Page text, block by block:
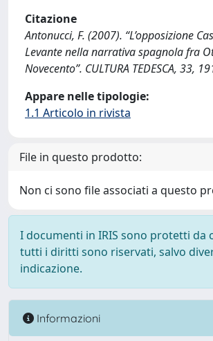
Citazione
Antonucci, F. (2007). “L’opposizione
Levante nella narrativa spagnola fra
Novecento”. CULTURA TEDESCA, 33,
Appare nelle tipologie:
1.1 Articolo in rivista
File in questo prodotto:
Non ci sono file associati a questo
I documenti in IRIS sono protetti da
tutti i diritti sono riservati, salvo
indicazione.
Informazioni